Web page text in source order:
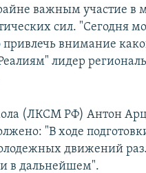
важным участие в
сил. "Сегодня
привлечь внимание
лидер
(ЛКСМ РФ) Антон
"В ходе
движений
в дальнейшем".